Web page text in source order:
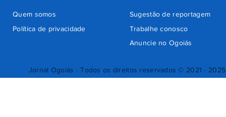
Jornal Ogoiás - Todos os direitos reservados © 2021 - 2025
Quem somos
Sugestão de reportagem
Trabalhe conosco
Política de privacidade
Anuncie no Ogoiás